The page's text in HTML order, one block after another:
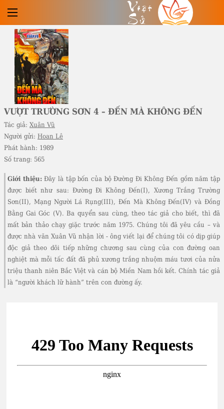
Việt
Sử
VƯỢT TRƯỜNG SƠN 4 – ĐẾN MÀ KHÔNG ĐẾN
Tác giả: Xuân Vũ
Người gửi: Hoan Lê
Phát hành: 1989
Số trang: 565
Giới thiệu:Đây là tập bốn của bộ Đường Đi Không Đến gồm năm tập
được biết như sau: Đường Đi Không Đến(I), Xương Trắng Trường
Sơn(II), Mạng Người Lá Rụng(III), Đến Mà Không Đến(IV) và Đồng
Bằng Gai Góc (V). Ba quyển sau cùng, theo tác giả cho biết, thì đã
mất bản thảo chạy giặc trước năm 1975. Chúng tôi đã yêu cầu – và
được nhà văn Xuân Vũ nhận lời - ông viết lại để chúng tôi có dịp giúp
độc giả theo dõi tiếp những chương sau cùng của con đường oan
nghiệt mà mỗi tấc đất đã phủ xương trắng nhuộm máu tươi của nửa
triệu thanh niên Bắc Việt và cán bộ Miền Nam hồi kết. Chính tác giả
là “người khách lữ hành” trên con đường ấy.